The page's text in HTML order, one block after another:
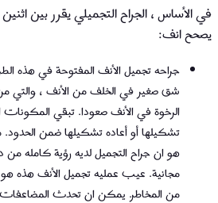
في الأساس ، الجراح التجميلي يقرر بين
يصحح انف:
جراحه تجميل الأنف المفتوحة في هذه
شق صغير في الخلف من الأنف ، والتي من
الرخوة في الأنف صعودا. تبقي
تشكيلها أو أعاده تشكيلها ضمن الحدود.
هو ان جراح التجميل لديه رؤية كامله
مجانية. عيب عمليه تجميل الأنف هذه هو
من المخاطر. يمكن ان تحدث